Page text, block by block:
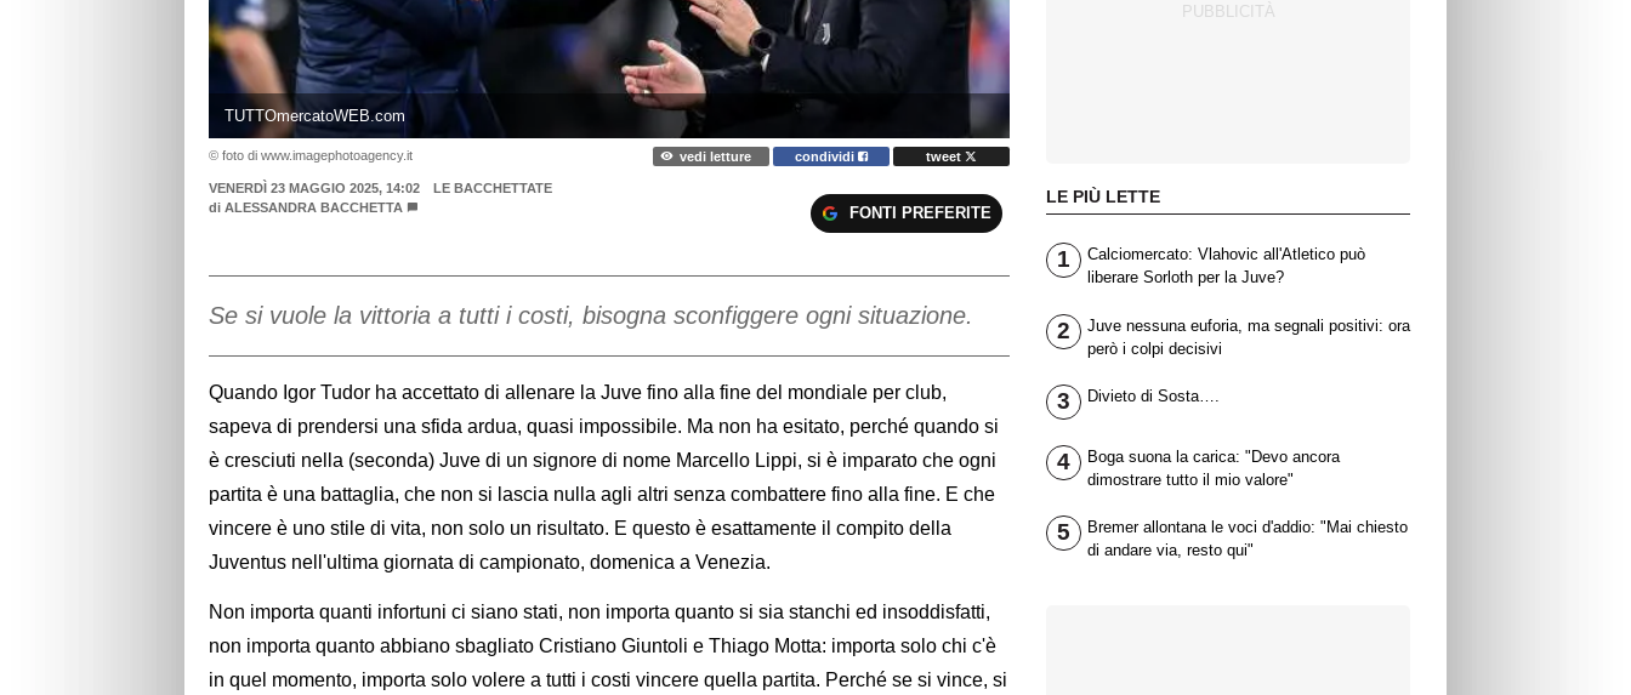
TUTTOmercatoWEB.com
© foto di www.imagephotoagency.it vedi letture condividi tweet
VENERDÌ 23 MAGGIO 2025, 14:02
LE BACCHETTATE
di ALESSANDRA BACCHETTA FONTI PREFERITE
Se si vuole la vittoria a tutti i costi, bisogna sconfiggere ogni situazione.
Quando Igor Tudor ha accettato di allenare la Juve fino alla fine del mondiale per club,
sapeva di prendersi una sfida ardua, quasi impossibile. Ma non ha esitato, perché quando si
è cresciuti nella (seconda) Juve di un signore di nome Marcello Lippi, si è imparato che ogni
partita è una battaglia, che non si lascia nulla agli altri senza combattere fino alla fine. E che
vincere è uno stile di vita, non solo un risultato. E questo è esattamente il compito della
Juventus nell'ultima giornata di campionato, domenica a Venezia.
Non importa quanti infortuni ci siano stati, non importa quanto si sia stanchi ed insoddisfatti,
non importa quanto abbiano sbagliato Cristiano Giuntoli e Thiago Motta: importa solo chi c'è
in quel momento, importa solo volere a tutti i costi vincere quella partita. Perché se si vince, si
LE PIÙ LETTE
1
Calciomercato: Vlahovic all'Atletico può
liberare Sorloth per la Juve?
2
Juve nessuna euforia, ma segnali positivi: ora
però i colpi decisivi
3 Divieto di Sosta….
4
Boga suona la carica: "Devo ancora
dimostrare tutto il mio valore"
5
Bremer allontana le voci d'addio: "Mai chiesto
di andare via, resto qui"